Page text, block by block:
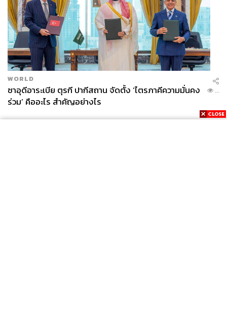
WORLD
ซาอุดีอาระเบีย ตุรกี ปากีสถาน จัดตั้ง ‘ไตรภาคีความมั่นคง
ร่วม’ คืออะไร สำคัญอย่างไร
...